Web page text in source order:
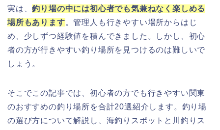
実は、釣り場の中には初心者でも気兼ねなく楽しめる
場所もあります。管理人も行きやすい場所からはじ
め、少しずつ経験値を積んできました。しかし、初心
者の方が行きやすい釣り場所を見つけるのは難しいで
しょう。
そこでこの記事では、初心者の方でも行きやすい関東
のおすすめの釣り場所を合計20選紹介します。釣り場
の選び方について解説し、海釣りスポットと川釣りス